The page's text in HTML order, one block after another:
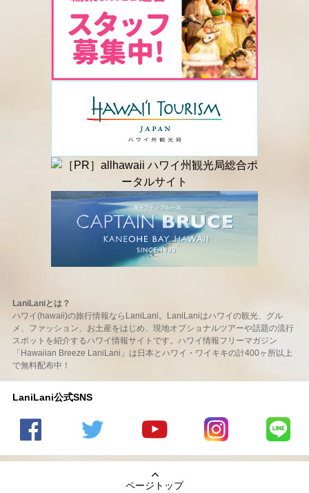
LaniLaniとは？
ハワイ(hawaii)の旅行情報ならLaniLani。LaniLaniはハワイの観光、グル
メ、ファッション、お土産をはじめ、現地オプショナルツアーや話題の流行
スポットを紹介するハワイ情報サイトです。ハワイ情報フリーマガジン
「Hawaiian Breeze LaniLani」は日本とハワイ・ワイキキの計400ヶ所以上
で無料配布中！
LaniLani公式SNS
の
のtwitter
の
Youtube
LaniLani
LaniLani
ページトップ